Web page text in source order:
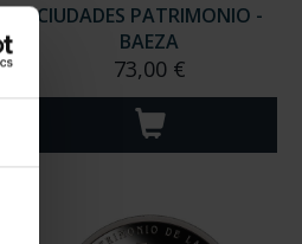
CIUDADES PATRIMONIO -
BAEZA
73,00 €